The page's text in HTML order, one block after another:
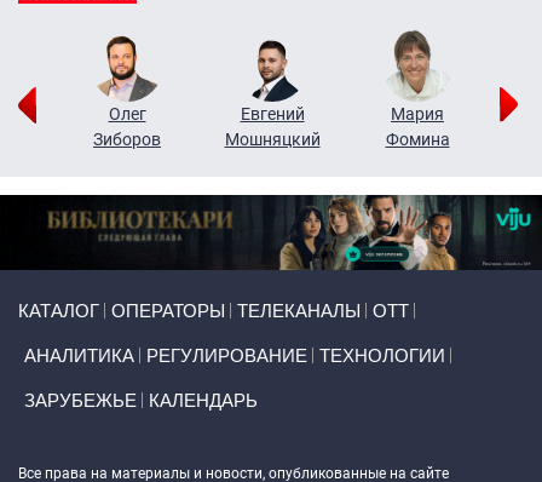
Олег
Зиборов
Евгений
Мошняцкий
Мария
Фомина
КАТАЛОГ ОПЕРАТОРЫ ТЕЛЕКАНАЛЫ ОТТ
АНАЛИТИКА РЕГУЛИРОВАНИЕ ТЕХНОЛОГИИ
ЗАРУБЕЖЬЕ КАЛЕНДАРЬ
Все права на материалы и новости, опубликованные на сайте